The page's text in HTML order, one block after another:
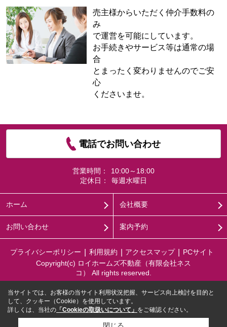
売主様からいただく仲介手数料の
み
で運営を可能にしています。
お手続きやサービス等は通常の場
合
とまったく変わりませんのでご安
心
くださいませ。
電話でお問い合わせ
営業時間：
10:00～18:00
定休日：
毎週水曜日
ホーム 会社概要
お問い合わせ 案内予約
プライバシーポリシー 利用規約 アクセスマップ
PCサイト
Copyright(c) ロイホームズ不動産（有限会社ネス
コ） All rights reserved.
当サイトでは、お客様の当サイト利用状況把握、サービス向上検討を目的と
して、クッキー（Cookie）を使用しています。
詳しくは、当社の 「Cookieの取扱いについて」 をご確認ください。